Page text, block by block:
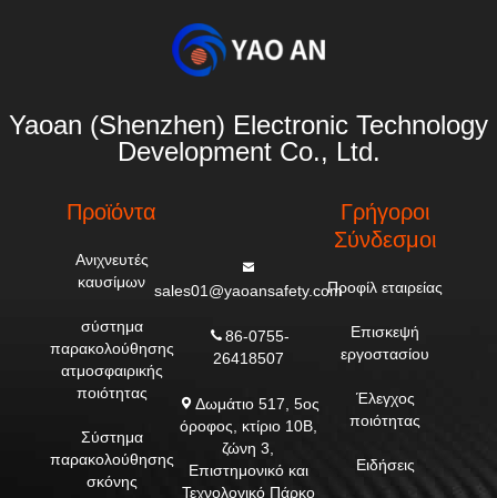
Yaoan (Shenzhen) Electronic Technology
Development Co., Ltd.
Προϊόντα
Ανιχνευτές
καυσίμων
σύστημα
παρακολούθησης
ατμοσφαιρικής
ποιότητας
Σύστημα
παρακολούθησης
σκόνης
sales01@yaoansafety.com
86-0755-
26418507
Δωμάτιο 517, 5ος
όροφος, κτίριο 10Β,
ζώνη 3,
Επιστημονικό και
Τεχνολογικό Πάρκο
Γρήγοροι
Σύνδεσμοι
Προφίλ εταιρείας
Επισκεψή
εργοστασίου
Έλεγχος
ποιότητας
Ειδήσεις